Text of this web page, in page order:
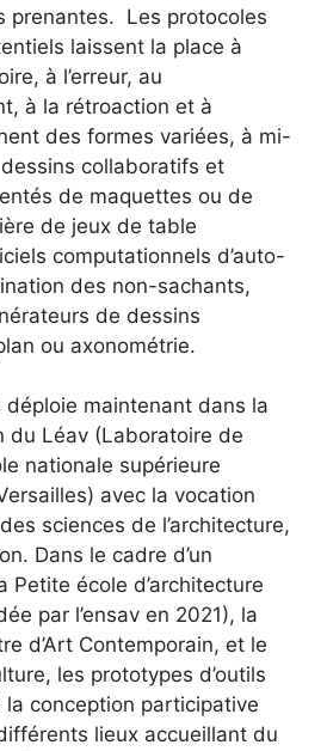
prenantes. Les protocoles
laissent la place à
à l’erreur, au
à la rétroaction et à
des formes variées, à mi-
collaboratifs et
de maquettes ou de
de jeux de table
computationnels d’auto-
des non-sachants,
de dessins
ou axonométrie.
déploie maintenant dans la
du Léav (Laboratoire de
nationale supérieure
avec la vocation
sciences de l’architecture,
Dans le cadre d’un
Petite école d’architecture
par l’ensav en 2021), la
d’Art Contemporain, et le
les prototypes d’outils
la conception participative
lieux accueillant du